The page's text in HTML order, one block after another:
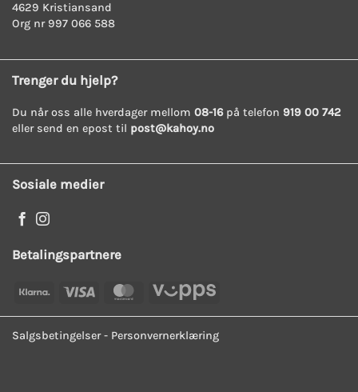
4629 Kristiansand
Org nr 997 066 588
Trenger du hjelp?
Du når oss alle hverdager mellom 08-16på telefon 919 00 742
eller send en epost til post@kahoy.no
Sosiale medier
Betalingspartnere
Klarna Visa MasterCard Vipps
Salgsbetingelser- Personvernerklæring